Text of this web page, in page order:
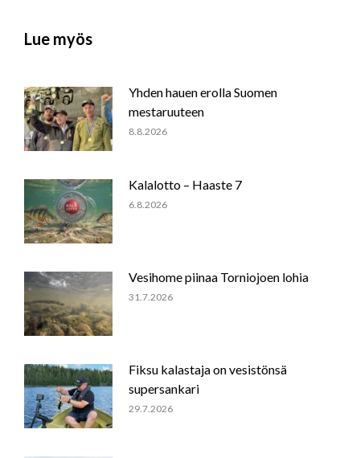
Lue myös
Yhden hauen erolla Suomen
mestaruuteen
8.8.2026
Kalalotto – Haaste 7
6.8.2026
Vesihome piinaa Torniojoen lohia
31.7.2026
Fiksu kalastaja on vesistönsä
supersankari
29.7.2026